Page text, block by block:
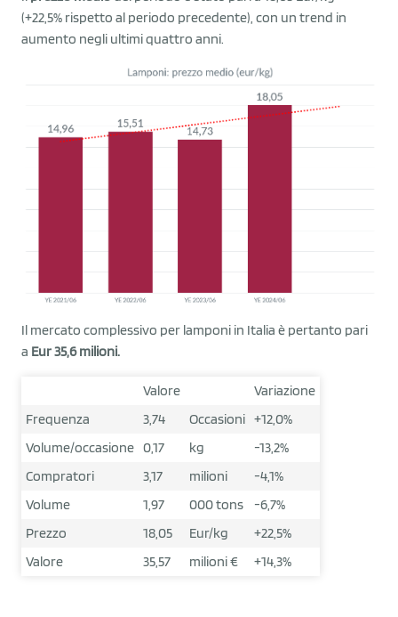
(+22,5% rispetto al periodo precedente), con un trend in
aumento negli ultimi quattro anni.
Il mercato complessivo per lamponi in Italia è pertanto pari
a Eur 35,6 milioni.
Valore
Variazione
Frequenza
3,74 Occasioni +12,0%
Volume/occasione 0,17 kg
-13,2%
Compratori
3,17 milioni
-4,1%
Volume
1,97 000 tons
-6,7%
Prezzo
18,05 Eur/kg
+22,5%
Valore
35,57 milioni € +14,3%